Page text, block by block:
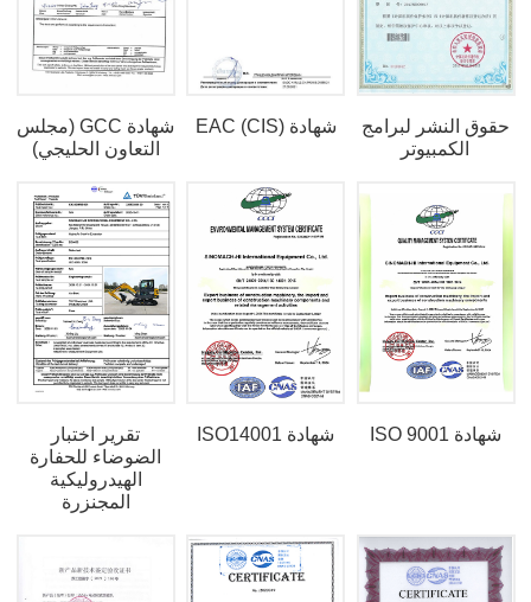
حقوق النشر لبرامج
الكمبيوتر
شهادة EAC (CIS)
شهادة GCC (مجلس
التعاون الحليجي)
شهادة ISO 9001 شهادة ISO14001
تقرير اختبار
الضوضاء للحفارة
الهيدروليكية
المجنزرة